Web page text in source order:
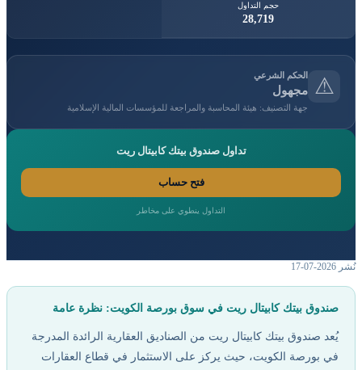
حجم التداول
28,719
الحكم الشرعي
مجهول
جهة التصنيف: هيئة المحاسبة والمراجعة للمؤسسات المالية الإسلامية
تداول صندوق بيتك كابيتال ريت
فتح حساب
التداول ينطوي على مخاطر
بيتك كابيتال ريت في سوق بورصة الكويت: نظرة عامة
صندوق بيتك كابيتال ريت من الصناديق العقارية الرائدة المدرجة
بورصة الكويت، حيث يركز على الاستثمار في قطاع العقارات